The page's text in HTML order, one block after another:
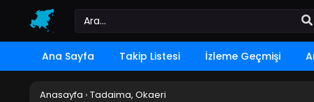
Ana Sayfa Takip Listesi İzleme Geçmişi
Anasayfa › Tadaima, Okaeri